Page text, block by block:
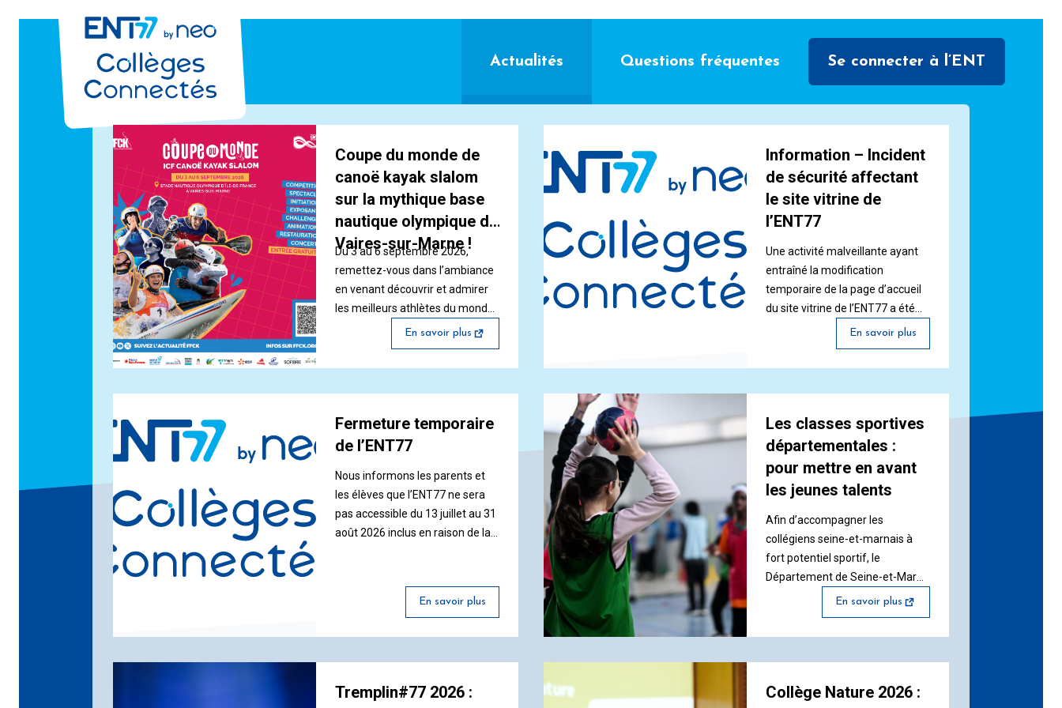
Actualités Questions fréquentes Se connecter à l’ENT
Coupe du monde de
canoë kayak slalom
sur la mythique base
nautique olympique de
Vaires-sur-Marne !
Du 3 au 6 septembre 2026,
remettez-vous dans l’ambiance
en venant découvrir et admirer
les meilleurs athlètes du monde,
au stade nautique olympique de
Vaires-sur-Marne. Entrée libre et
En savoir plus
Information – Incident
de sécurité affectant
le site vitrine de
l’ENT77
Une activité malveillante ayant
entraîné la modification
temporaire de la page d’accueil
du site vitrine de l’ENT77 a été
détectée. Dès que cet incident a
été identifié, le site a été
incident concerne exclusivement
le site…
En savoir plus
Fermeture temporaire
de l’ENT77
Nous informons les parents et
les élèves que l’ENT77 ne sera
pas accessible du 13 juillet au 31
août 2026 inclus en raison de la
rétabli à compter du mardi 1er
septembre 2026 à 8h30.
En savoir plus
Les classes sportives
départementales :
pour mettre en avant
les jeunes talents
Afin d’accompagner les
collégiens seine-et-marnais à
fort potentiel sportif, le
Département de Seine-et-Marne
déploie les Classes Sportives
Départementales depuis 3 ans.
élèves de renforcer leur
En savoir plus
Tremplin#77 2026 :
Collège Nature 2026 :